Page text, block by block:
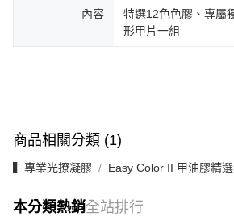
內容
特選12色色膠、專屬
形甲片一組
商品相關分類 (1)
▍專業光撩凝膠 Easy Color II 甲油膠精
本分類熱銷全站排行